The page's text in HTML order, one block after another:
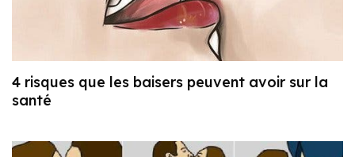
4 risques que les baisers peuvent avoir sur la
santé